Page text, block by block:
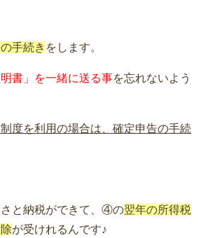
手続き をします。
明書」を一緒に送る事を忘れないよう
度を利用の場合は、確定申告の手続
と納税ができて、④の翌年の所得税
が受けれるんです♪